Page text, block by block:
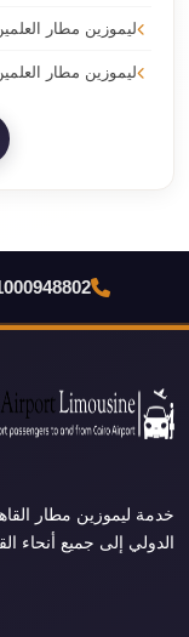
ليموزين مطار العلمين
ليموزين مطار العلمين
خدمة ليموزين مطار
الدولي إلى جميع أنحاء